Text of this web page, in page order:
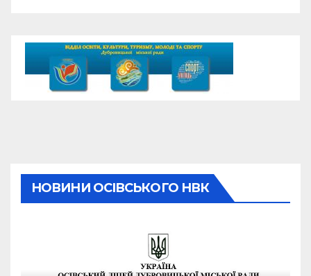
НОВИНИ ОСІВСЬКОГО НВК